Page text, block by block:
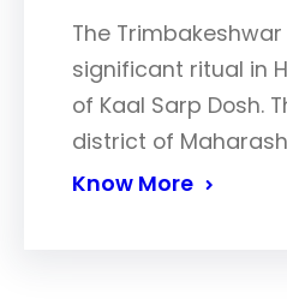
The
significant ritual in
of Kaal Sarp Dosh.
district of
Know More